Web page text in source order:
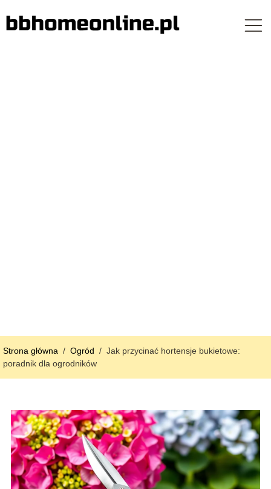
Strona główna / Ogród / Jak przycinać hortensje bukietowe:
poradnik dla ogrodników